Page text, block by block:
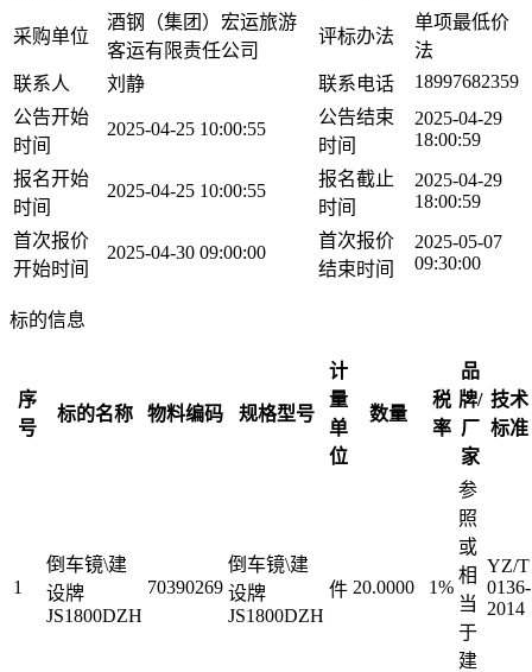
采购单位
酒钢（集团）宏运旅游
客运有限责任公司
评标办法
单项最低价
法
联系人
刘静 联系电话
18997682359
公告开始
时间
2025-04-25 10:00:55
公告结束
时间
2025-04-29
18:00:59
报名开始
时间
2025-04-25 10:00:55
报名截止
时间
2025-04-29
18:00:59
首次报价
开始时间
2025-04-30 09:00:00
首次报价
结束时间
2025-05-07
09:30:00
标的信息
序
号
标的名称 物料编码 规格型号
计
量
单
位
数量
税
率
品
牌/
厂
家
技术
标准
1
倒车镜\建
设牌
JS1800DZH
70390269
倒车镜\建
设牌
JS1800DZH
件 20.0000 1%
参
照
或
相
当
于
建
YZ/T
0136-
2014